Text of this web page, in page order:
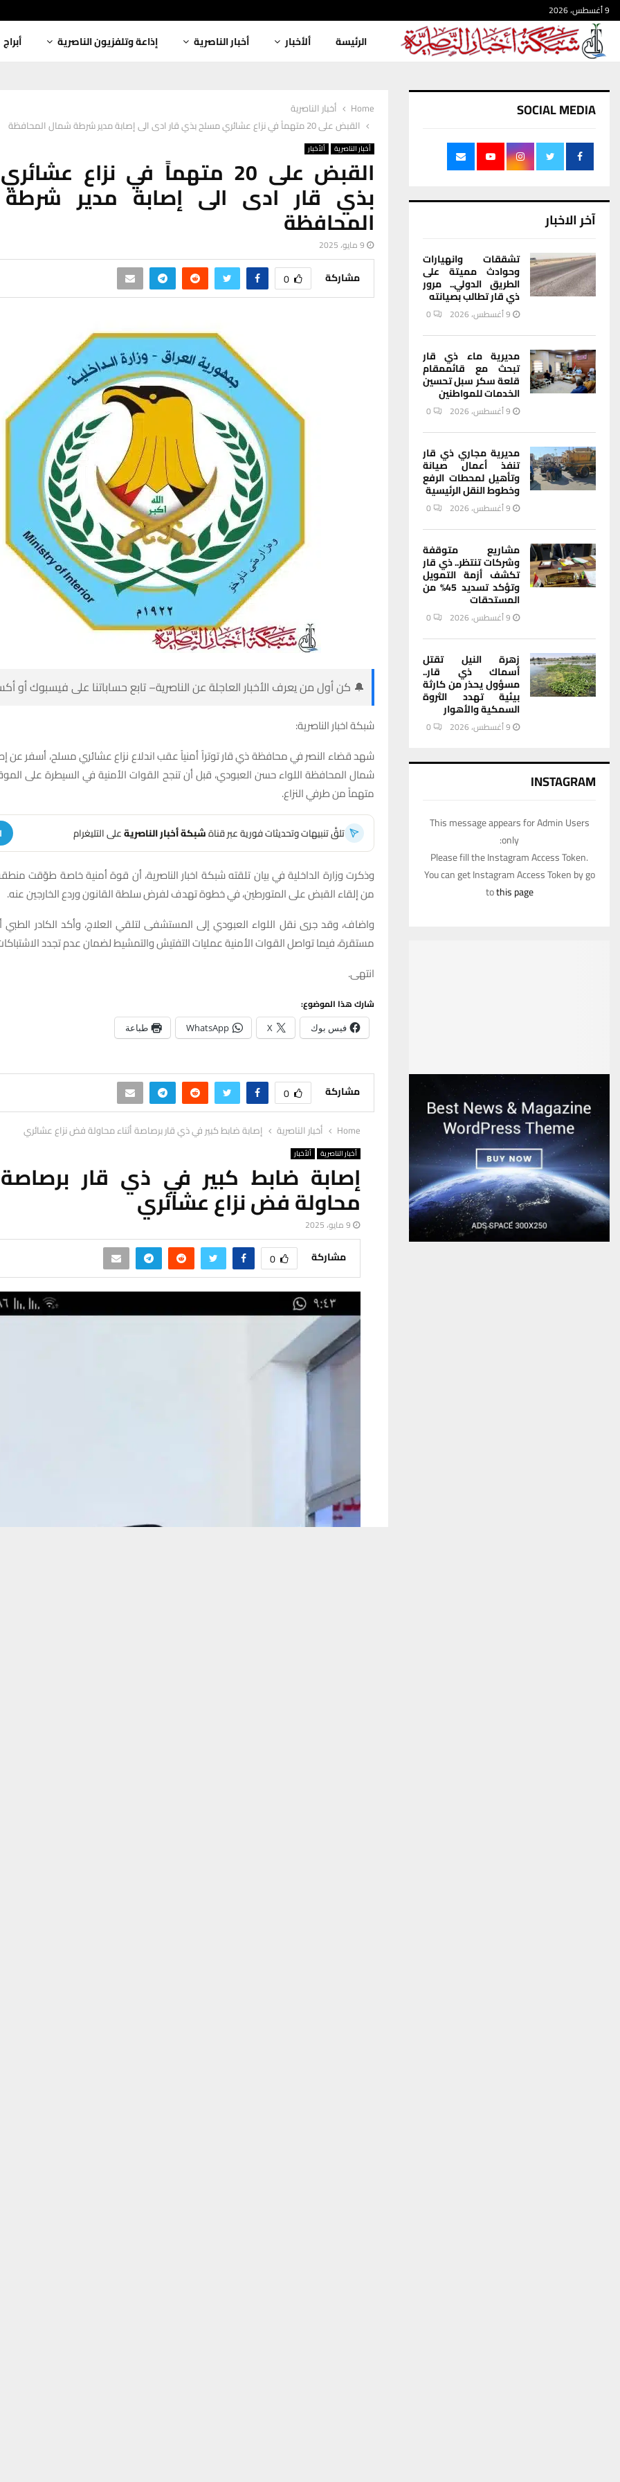
9 أغسطس، 2026
الرئيسة ألأخبار أخبار الناصرية إذاعة وتلفزيون الناصرية أبراج
Home
أخبار الناصرية
القبض على 20 متهماً في نزاع عشائري مسلح بذي قار ادى الى إصابة مدير شرطة شمال المحافظة
أخبار الناصرية ألأخبار
القبض على 20 متهماً في نزاع
بذي قار ادى الى إصابة مدير
المحافظة
9 مايو، 2025
مشاركة 0
🔔 كن أول من يعرف الأخبار العاجلة عن الناصرية– تابع حساباتنا على فيسبوك أو
شبكة اخبار الناصرية:
شهد قضاء النصر في محافظة ذي قار توتراً أمنياً عقب اندلاع نزاع عشائري مسلح، أسفر عن
متهماً من طرفي النزاع.
تلقَّ تنبيهات وتحديثات فورية عبر قناةشبكة أخبار الناصريةعلى التليغرام
وذكرت وزارة الداخلية في بيان تلقته شبكة اخبار الناصرية، أن قوة أمنية خاصة طوّقت
من إلقاء القبض على المتورطين، في خطوة تهدف لفرض سلطة القانون وردع الخارجين عنه.
واضاف، وقد جرى نقل اللواء العبودي إلى المستشفى لتلقي العلاج، وأكد الكادر الطبي
مستقرة، فيما تواصل القوات الأمنية عمليات التفتيش والتمشيط لضمان عدم تجدد
انتهى.
شارك هذا الموضوع:
فيس بوك X
WhatsApp طباعة
مشاركة 0
Home أخبار الناصرية إصابة ضابط كبير في ذي قار برصاصة أثناء محاولة فض نزاع عشائري
أخبار الناصرية ألأخبار
إصابة ضابط كبير في ذي قار برصاصة
محاولة فض نزاع عشائري
9 مايو، 2025
مشاركة 0
SOCIAL MEDIA
آخر الاخبار
تشققات وانهيارات
وحوادث مميتة على
الطريق الدولي.. مرور
ذي قار تطالب بصيانته
9 أغسطس، 2026 0
مديرية ماء ذي قار
تبحث مع قائممقام
قلعة سكر سبل تحسين
الخدمات للمواطنين
9 أغسطس، 2026 0
مديرية مجاري ذي قار
تنفذ أعمال صيانة
وتأهيل لمحطات الرفع
وخطوط النقل الرئيسية
9 أغسطس، 2026 0
مشاريع متوقفة
وشركات تنتظر.. ذي قار
تكشف أزمة التمويل
وتؤكد تسديد 45% من
المستحقات
9 أغسطس، 2026 0
زهرة النيل تقتل
أسماك ذي قار..
مسؤول يحذر من كارثة
بيئية تهدد الثروة
السمكية والأهوار
9 أغسطس، 2026 0
INSTAGRAM
This message appears for Admin Users
only:
Please fill the Instagram Access Token.
You can get Instagram Access Token by go
tothis page